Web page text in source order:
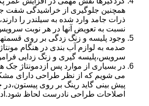
همچنین جلوگیری از خراشیدگی شفت
ذرات جامد وارد شده به سیلندر را
نسبت به تعویض آنها در هر نوبت
وجود پلیسه و زنگ زدگی بر روی
صدمه به لوازم آب بندی در هنگام
سرویس،پلیسه گیری و زنگ زدایی
در بسیاری از موارد پس ازدمونتاژ جک
می شویم که از نظر طراحی دارای
پیش بینی گاید رینگ بر روی پیستون،در
اصلاحات طراحی نادرست لحاظ